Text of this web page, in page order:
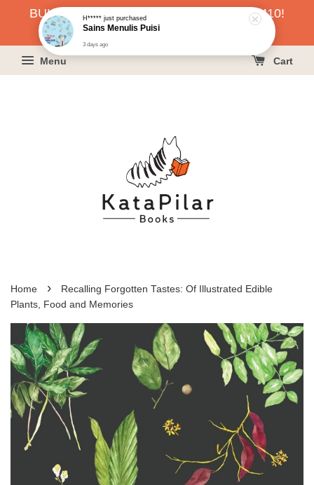
BUKU HARGA RAHMAH SERENDAH RM10!
KLIK SINI UNTUK PESAN!
Menu Cart
Home ›
Recalling Forgotten Tastes: Of Illustrated Edible
Plants, Food and Memories
H*****just purchased
Sains Menulis Puisi
3 days ago